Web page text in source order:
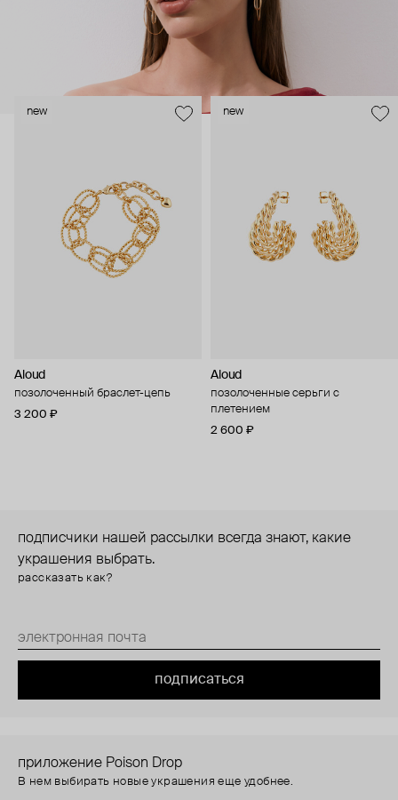
new
Aloud
позолоченный браслет-цепь
3 200 ₽
new
Aloud
позолоченные серьги с
плетением
2 600 ₽
подписчики нашей рассылки всегда знают, какие
украшения выбрать.
рассказать как?
подписаться
приложение Poison Drop
В нем выбирать новые украшения еще удобнее.